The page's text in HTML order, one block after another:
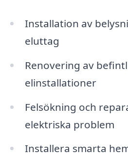
Installation av
eluttag
Renovering av
elinstallationer
Felsökning och
elektriska problem
Installera smarta